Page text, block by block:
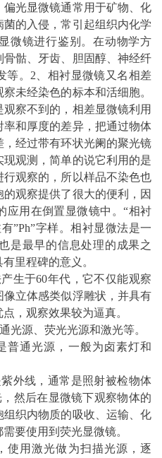
光显微镜通常用于矿物、化
的入侵，常引起组织内化学
微镜进行鉴别。在动物学方
骷、牙齿、胆固醇、神经纤
等。2、相衬显微镜又名相差
未经染色的标本和活细胞。
察不到的，相差显微镜利用
和厚度的差异，把通过物体
经过带有环状光阑的聚光镜
观测，简单的说它利用的是
观察的，所以样品不染色也
观察提供了很大的便利，因
应用在倒置显微镜中。“相衬
”Ph”字样。相衬显微法是一
是最早的信息处理的成果之
里程碑的意义。
生于60年代，它不仅能观察
立体感类似浮雕状，并具有
，观察效果较为逼真。
光源、荧光光源和激光等。
普通光源，一般为卤素灯和
外线，通常是照射被检物体
然后在显微镜下观察物体的
织内物质的吸收、运输、化
要使用到荧光显微镜。
使用激光做为扫描光源，逐